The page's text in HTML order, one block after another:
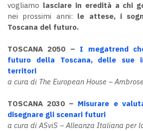
vogliamo lasciare in eredità a chi
nei prossimi anni: le attese, i
Toscana del futuro.
TOSCANA 2050 – I megatrend
futuro della Toscana, delle sue
territori
a cura di The European House –
TOSCANA 2030 – Misurare e
disegnare gli scenari futuri
a cura di ASviS – Alleanza Italiana per